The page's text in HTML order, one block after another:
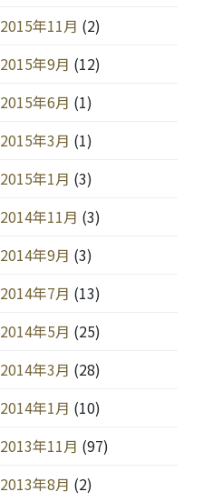
2015年11月 (2)
2015年9月 (12)
2015年6月 (1)
2015年3月 (1)
2015年1月 (3)
2014年11月 (3)
2014年9月 (3)
2014年7月 (13)
2014年5月 (25)
2014年3月 (28)
2014年1月 (10)
2013年11月 (97)
2013年8月 (2)